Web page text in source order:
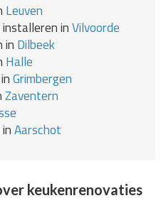
Leuven
inVilvoorde
in Dilbeek
Halle
Grimbergen
Zaventern
Aarschot
keukenrenovaties